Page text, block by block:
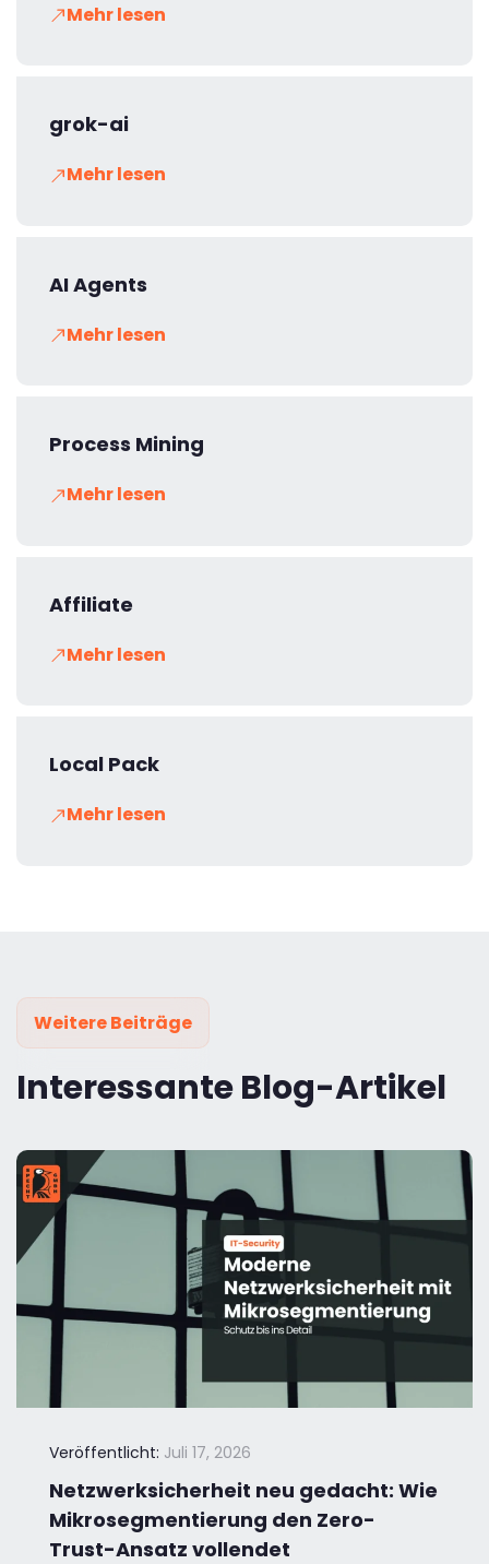
Mehr lesen
grok-ai
Mehr lesen
AI Agents
Mehr lesen
Process Mining
Mehr lesen
Affiliate
Mehr lesen
Local Pack
Mehr lesen
Weitere Beiträge
Interessante Blog-Artikel
Veröffentlicht: Juli 17, 2026
Netzwerksicherheit neu gedacht: Wie
Mikrosegmentierung den Zero-
Trust-Ansatz vollendet